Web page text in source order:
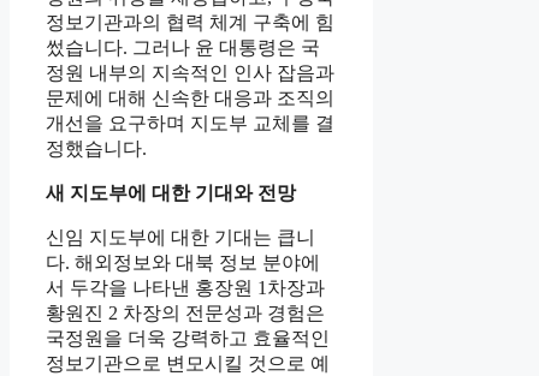
정보기관과의 협력 체계 구축에 힘
썼습니다. 그러나 윤 대통령은 국
정원 내부의 지속적인 인사 잡음과
문제에 대해 신속한 대응과 조직의
개선을 요구하며 지도부 교체를 결
정했습니다.
새 지도부에 대한 기대와 전망
신임 지도부에 대한 기대는 큽니
다. 해외정보와 대북 정보 분야에
서 두각을 나타낸 홍장원 1차장과
황원진 2 차장의 전문성과 경험은
국정원을 더욱 강력하고 효율적인
정보기관으로 변모시킬 것으로 예